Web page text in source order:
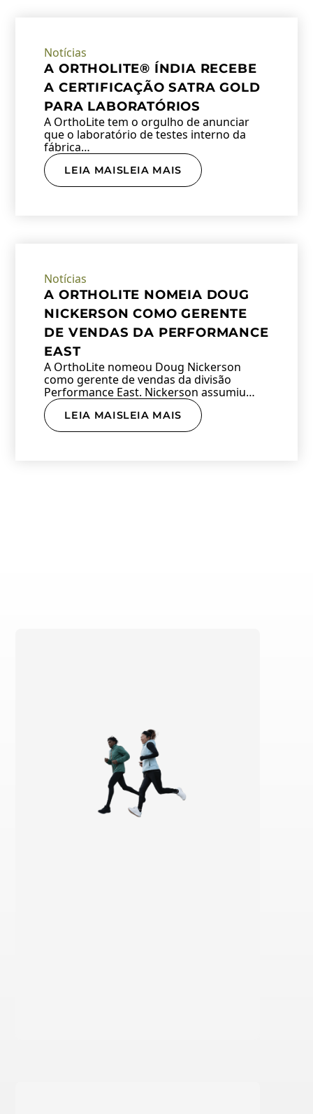
Notícias
A ORTHOLITE® ÍNDIA RECEBE
A CERTIFICAÇÃO SATRA GOLD
PARA LABORATÓRIOS
A OrthoLite tem o orgulho de anunciar
que o laboratório de testes interno da
fábrica…
LEIA MAISLEIA MAIS
Notícias
A ORTHOLITE NOMEIA DOUG
NICKERSON COMO GERENTE
DE VENDAS DA PERFORMANCE
EAST
A OrthoLite nomeou Doug Nickerson
como gerente de vendas da divisão
Performance East. Nickerson assumiu…
LEIA MAISLEIA MAIS